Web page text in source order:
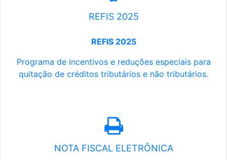
REFIS 2025
REFIS 2025
Programa de incentivos e reduções especiais para
quitação de créditos tributários e não tributários.
NOTA FISCAL ELETRÔNICA